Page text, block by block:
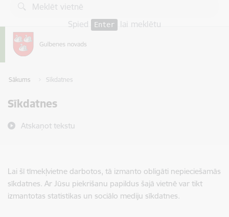
Pāriet uz lapas saturu
Spied
Enter lai meklētu
Sākums Sīkdatnes
Sīkdatnes
Atskaņot tekstu
Lai šī tīmekļvietne darbotos, tā izmanto obligāti nepieciešamās
sīkdatnes. Ar Jūsu piekrišanu papildus šajā vietnē var tikt
izmantotas statistikas un sociālo mediju sīkdatnes.